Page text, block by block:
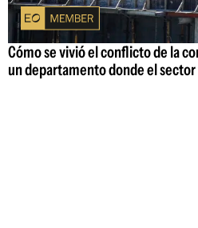
Cómo se vivió el conflicto de la
un departamento donde el